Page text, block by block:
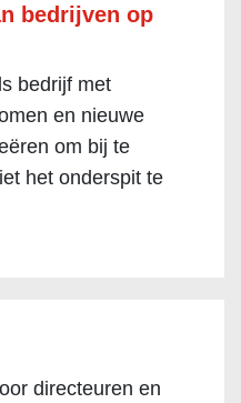
bedrijven op
bedrijf met
en nieuwe
om bij te
het onderspit te
directeuren en